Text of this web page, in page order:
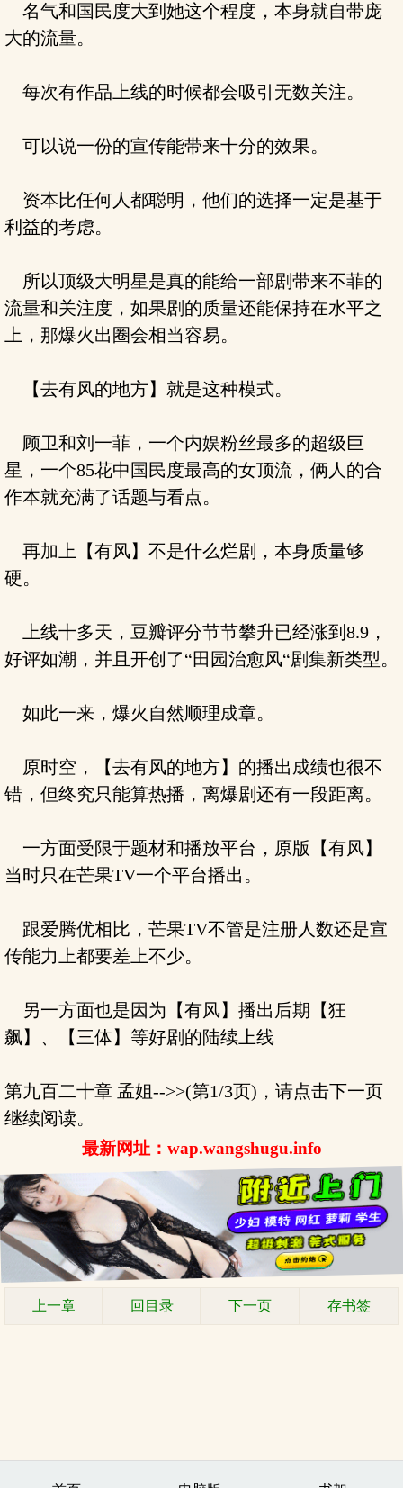
名气和国民度大到她这个程度，本身就自带庞
大的流量。
每次有作品上线的时候都会吸引无数关注。
可以说一份的宣传能带来十分的效果。
资本比任何人都聪明，他们的选择一定是基于
利益的考虑。
所以顶级大明星是真的能给一部剧带来不菲的
流量和关注度，如果剧的质量还能保持在水平之
上，那爆火出圈会相当容易。
【去有风的地方】就是这种模式。
顾卫和刘一菲，一个内娱粉丝最多的超级巨
星，一个85花中国民度最高的女顶流，俩人的合
作本就充满了话题与看点。
再加上【有风】不是什么烂剧，本身质量够
硬。
上线十多天，豆瓣评分节节攀升已经涨到8.9，
好评如潮，并且开创了“田园治愈风“剧集新类型。
如此一来，爆火自然顺理成章。
原时空，【去有风的地方】的播出成绩也很不
错，但终究只能算热播，离爆剧还有一段距离。
一方面受限于题材和播放平台，原版【有风】
当时只在芒果TV一个平台播出。
跟爱腾优相比，芒果TV不管是注册人数还是宣
传能力上都要差上不少。
另一方面也是因为【有风】播出后期【狂
飙】、【三体】等好剧的陆续上线
第九百二十章 孟姐-->>(第1/3页)，请点击下一页
继续阅读。
最新网址：wap.wangshugu.info
上一章 回目录 下一页 存书签